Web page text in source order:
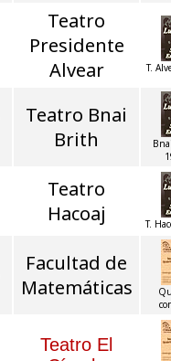
Teatro
Presidente
Alvear
T.
Teatro Bnai
Brith
Teatro
Hacoaj
T.
Facultad de
Matemáticas
Teatro El